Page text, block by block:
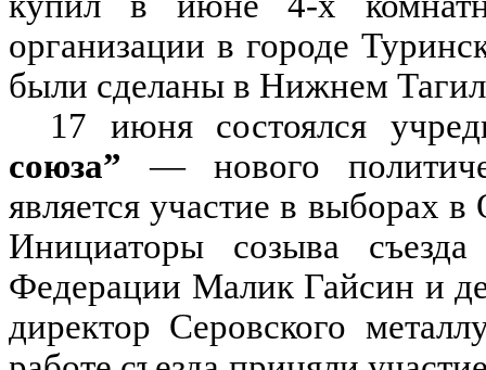
организации в городе
были сделаны в Нижнем
17 июня состоялся
союза” — нового
является участие в выборах
Инициаторы созыва
Федерации Малик Гайсин и
директор Серовского